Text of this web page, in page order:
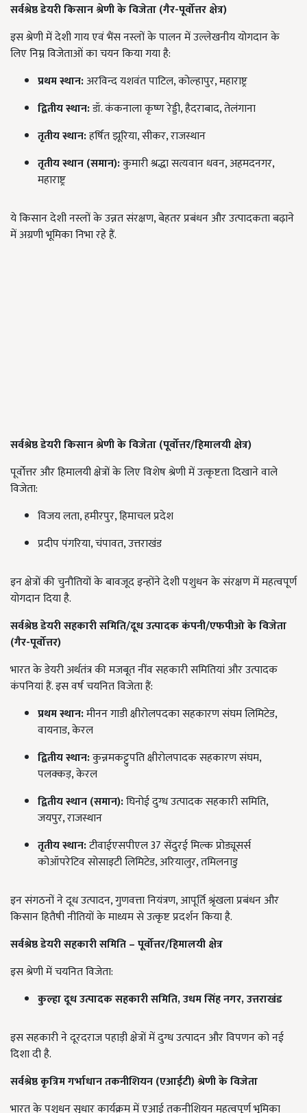
सर्वश्रेष्ठ डेयरी किसान श्रेणी के विजेता (गैर-पूर्वोत्तर क्षेत्र)
इस श्रेणी में देशी गाय एवं भैंस नस्लों के पालन में उल्लेखनीय योगदान के
लिए निम्न विजेताओं का चयन किया गया है:
प्रथम स्थान:अरविन्द यशवंत पाटिल, कोल्हापुर, महाराष्ट्र
द्वितीय स्थान:डॉ. कंकनाला कृष्ण रेड्डी, हैदराबाद, तेलंगाना
तृतीय स्थान:हर्षित झूरिया, सीकर, राजस्थान
तृतीय स्थान (समान):कुमारी श्रद्धा सत्यवान धवन, अहमदनगर,
महाराष्ट्र
ये किसान देशी नस्लों के उन्नत संरक्षण, बेहतर प्रबंधन और उत्पादकता बढ़ाने
में अग्रणी भूमिका निभा रहे हैं.
सर्वश्रेष्ठ डेयरी किसान श्रेणी के विजेता (पूर्वोत्तर/हिमालयी क्षेत्र)
पूर्वोत्तर और हिमालयी क्षेत्रों के लिए विशेष श्रेणी में उत्कृष्टता दिखाने वाले
विजेता:
विजय लता, हमीरपुर, हिमाचल प्रदेश
प्रदीप पंगरिया, चंपावत, उत्तराखंड
इन क्षेत्रों की चुनौतियों के बावजूद इन्होंने देशी पशुधन के संरक्षण में महत्वपूर्ण
योगदान दिया है.
सर्वश्रेष्ठ डेयरी सहकारी समिति/दूध उत्पादक कंपनी/एफपीओ के विजेता
(गैर-पूर्वोत्तर)
भारत के डेयरी अर्थतंत्र की मजबूत नींव सहकारी समितियां और उत्पादक
कंपनियां हैं. इस वर्ष चयनित विजेता हैं:
प्रथम स्थान:मीनन गाडी क्षीरोलपदका सहकारण संघम लिमिटेड,
वायनाड, केरल
द्वितीय स्थान:कुन्नमकट्टुपति क्षीरोलपादक सहकारण संघम,
पलक्कड़, केरल
द्वितीय स्थान (समान):घिनोई दुग्ध उत्पादक सहकारी समिति,
जयपुर, राजस्थान
तृतीय स्थान:टीवाईएसपीएल 37 सेंदुरई मिल्क प्रोड्यूसर्स
कोऑपरेटिव सोसाइटी लिमिटेड, अरियालुर, तमिलनाडु
इन संगठनों ने दूध उत्पादन, गुणवत्ता नियंत्रण, आपूर्ति श्रृंखला प्रबंधन और
किसान हितैषी नीतियों के माध्यम से उत्कृष्ट प्रदर्शन किया है.
सर्वश्रेष्ठ डेयरी सहकारी समिति – पूर्वोत्तर/हिमालयी क्षेत्र
इस श्रेणी में चयनित विजेता:
कुल्हा दूध उत्पादक सहकारी समिति,उधम सिंह नगर,उत्तराखंड
इस सहकारी ने दूरदराज पहाड़ी क्षेत्रों में दुग्ध उत्पादन और विपणन को नई
दिशा दी है.
सर्वश्रेष्ठ कृत्रिम गर्भाधान तकनीशियन (एआईटी) श्रेणी के विजेता